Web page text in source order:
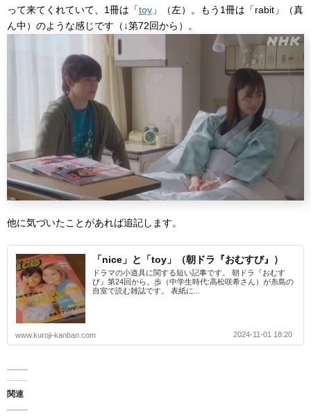
って来てくれていて、1冊は「toy 」（左）。もう1冊は「rabit」（真
ん中）のような感じです（↓第72回から）。
他に気づいたことがあれば追記します。
「nice」と「toy」（朝ドラ『おむすび』）
ドラマの小道具に関する短い記事です。 朝ドラ『おむす
び』第24回から。歩（中学生時代:高松咲希さん）が糸島の
自室で読む雑誌です。 表紙に...
www.kuroji-kanban.com 2024-11-01 18:20
関連